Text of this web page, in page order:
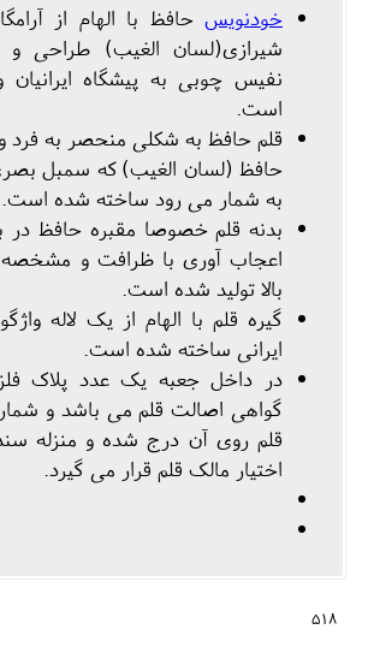
خودنویسحافظ با الهام از
شیرازی(لسان الغیب) طراحی و
نفیس چوبی به پیشگاه ایرانیان
است.
قلم حافظ به شکلی منحصر به فرد و
حافظ (لسان الغیب) که سمبل
به شمار می رود ساخته شده است.
بدنه قلم خصوصا مقبره حافظ در
اعجاب آوری با ظرافت و مشخصه
بالا تولید شده است.
گیره قلم با الهام از یک لاله
ایرانی ساخته شده است.
در داخل جعبه یک عدد پلاک
گواهی اصالت قلم می باشد و
قلم روی آن درج شده و منزله
اختیار مالک قلم قرار می گیرد.
518